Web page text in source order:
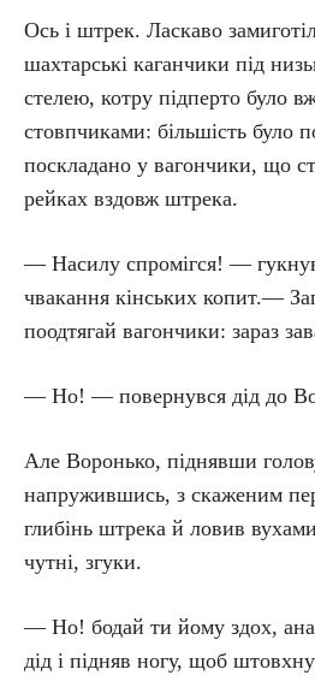
Ось і штрек. Ласкаво
шахтарські каганчики під
стелею, котру підперто було
стовпчиками: більшість було
поскладано у вагончики, що
рейках вздовж штрека.
— Насилу спромігся! —
чвакання кінських копит.—
поодтягай вагончики: зараз
— Но! — повернувся дід до
Але Воронько, піднявши
напружившись, з скаженим
глибінь штрека й ловив
чутні, згуки.
— Но! бодай ти йому здох,
дід і підняв ногу, щоб